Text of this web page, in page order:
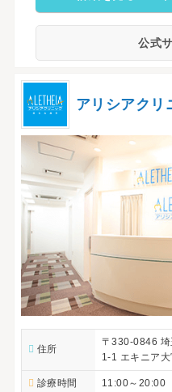
公式
アリシアクリ
住所
〒330-0846 埼
1-1 エキニア
診療時間 11:00～20:00